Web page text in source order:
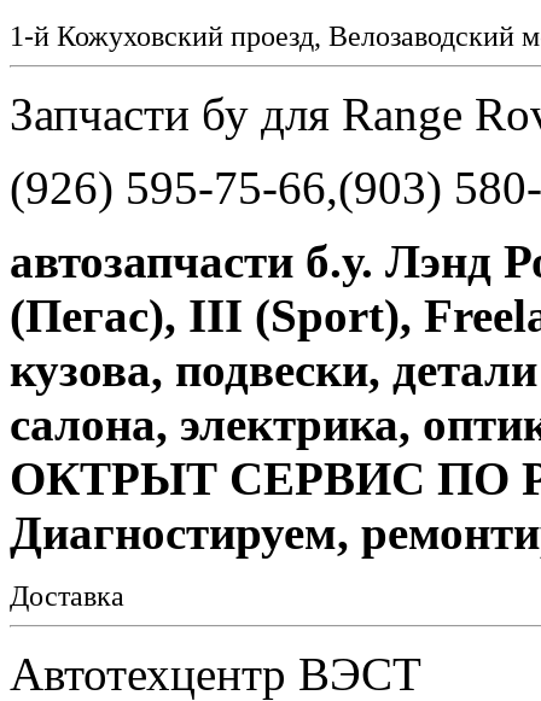
1-й Кожуховский проезд, Велозаводский
Запчасти бу для Range
(926) 595-75-66,(903)
автозапчасти б.у. Лэнд
(Пегас), III (Sport),
кузова, подвески,
салона, электрика,
ОКТРЫТ СЕРВИС ПО
Диагностируем,
Доставка
Автотехцентр ВЭСТ